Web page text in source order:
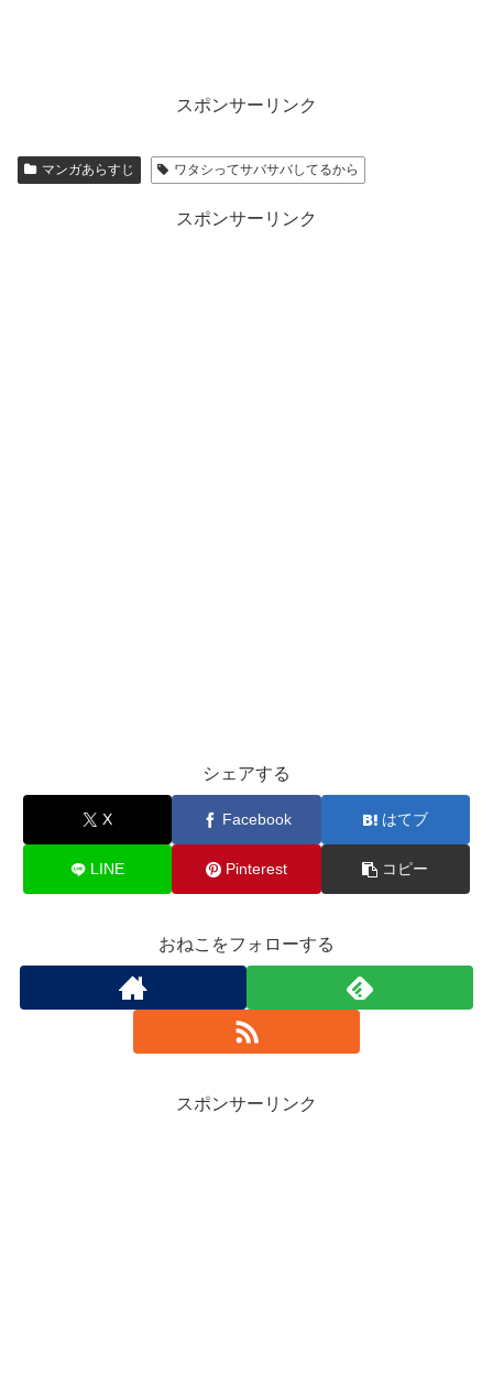
スポンサーリンク
マンガあらすじ ワタシってサバサバしてるから
スポンサーリンク
シェアする
X Facebook はてブ
LINE Pinterest コピー
おねこをフォローする
スポンサーリンク